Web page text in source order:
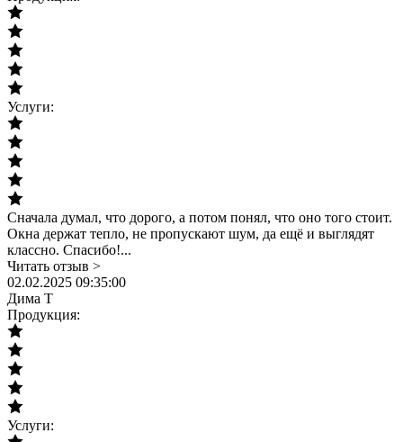
Услуги:
Сначала думал, что дорого, а потом понял, что оно того стоит.
Окна держат тепло, не пропускают шум, да ещё и выглядят
классно. Спасибо!...
Читать отзыв >
02.02.2025 09:35:00
Дима Т
Продукция:
Услуги: